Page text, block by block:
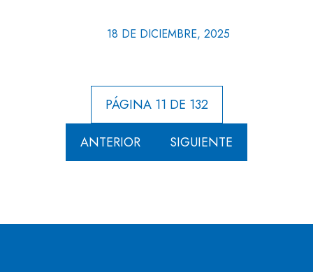
18 DE DICIEMBRE, 2025
PÁGINA 11 DE 132
ANTERIOR SIGUIENTE